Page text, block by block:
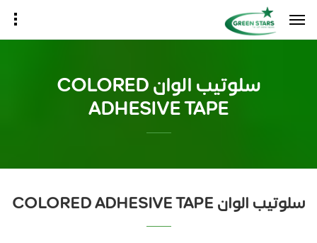
سلوتيب الوان COLORED
ADHESIVE TAPE
سلوتيب الوان COLORED ADHESIVE TAPE